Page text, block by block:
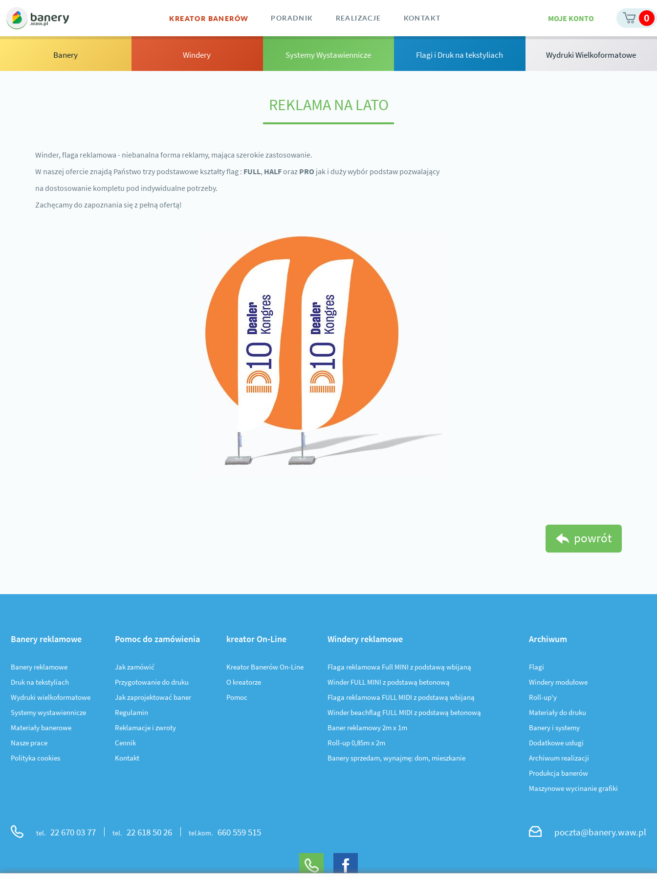
KREATOR BANERÓW PORADNIK REALIZACJE KONTAKT MOJE KONTO 0
Banery Windery Systemy Wystawiennicze Flagi i Druk na tekstyliach Wydruki Wielkoformatowe
REKLAMA NA LATO
Winder, flaga reklamowa - niebanalna forma reklamy, mająca szerokie zastosowanie.
W naszej ofercie znajdą Państwo trzy podstawowe kształty flag : FULL, HALForaz PRO jak i duży wybór podstaw pozwalający
na dostosowanie kompletu pod indywidualne potrzeby.
Zachęcamy do zapoznania się z pełną ofertą!
powrót
Banery reklamowe
Banery reklamowe
Druk na tekstyliach
Wydruki wielkoformatowe
Systemy wystawiennicze
Materiały banerowe
Nasze prace
Polityka cookies
Pomoc do zamówienia
Jak zamówić
Przygotowanie do druku
Jak zaprojektować baner
Regulamin
Reklamacje i zwroty
Cennik
Kontakt
kreator On-Line
Kreator Banerów On-Line
O kreatorze
Pomoc
Windery reklamowe
Flaga reklamowa Full MINI z podstawą wbijaną
Winder FULL MINI z podstawą betonową
Flaga reklamowa FULL MIDI z podstawą wbijaną
Winder beachflag FULL MIDI z podstawą betonową
Baner reklamowy 2m x 1m
Roll-up 0,85m x 2m
Banery sprzedam, wynajmę: dom, mieszkanie
Archiwum
Flagi
Windery modułowe
Roll-up'y
Materiały do druku
Banery i systemy
Dodatkowe usługi
Archiwum realizacji
Produkcja banerów
Maszynowe wycinanie grafiki
tel. 22 670 03 77 tel. 22 618 50 26 tel.kom. 660 559 515 poczta@banery.waw.pl